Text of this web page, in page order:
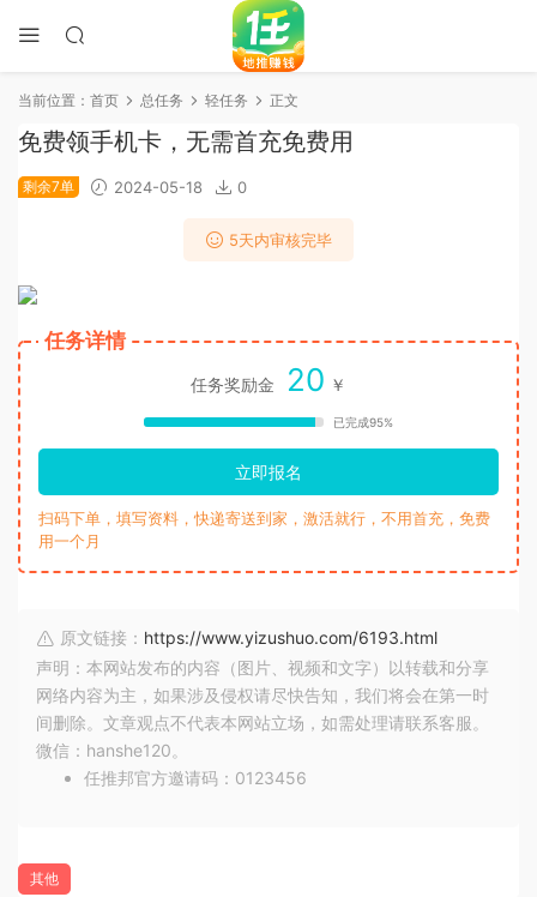
当前位置： 首页 总任务 轻任务 正文
免费领手机卡，无需首充免费用
剩余7单 2024-05-18 0
5天内审核完毕
任务详情
任务奖励金 20 ￥
已完成95%
立即报名
扫码下单，填写资料，快递寄送到家，激活就行，不用首充，免费
用一个月
原文链接： https://www.yizushuo.com/6193.html
声明：本网站发布的内容（图片、视频和文字）以转载和分享
网络内容为主，如果涉及侵权请尽快告知，我们将会在第一时
间删除。文章观点不代表本网站立场，如需处理请联系客服。
微信：hanshe120。
任推邦官方邀请码：0123456
其他